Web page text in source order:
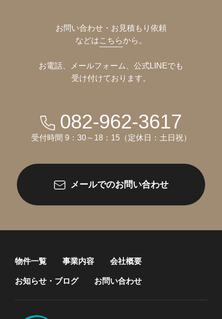
お問い合わせ・お見積もり依頼
などはこちらから。
お電話、メールフォーム、公式LINEでも
受け付けております。
082-962-3617
受付時間 9：30～18：15（定休日：土日祝）
メールでのお問い合わせ
物件一覧 事業内容 会社概要
お知らせ・ブログ お問い合わせ